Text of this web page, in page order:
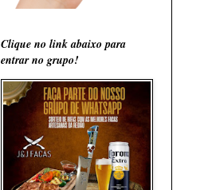
Clique no link abaixo para
entrar no grupo!